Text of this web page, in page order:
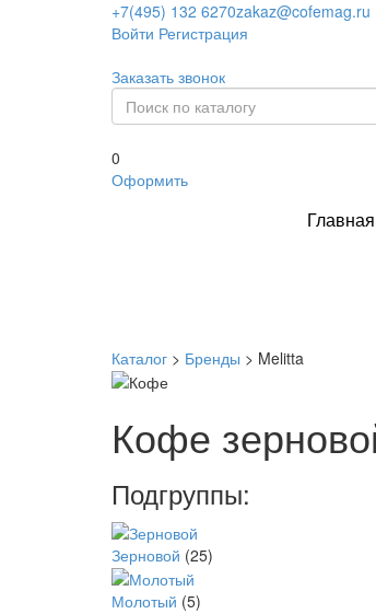
+7(495) 132 6270zakaz@cofemag.ru
Войти Регистрация
Заказать звонок
0
Оформить
Главная
Каталог > Бренды > Melitta
Кофе
Подгруппы:
Зерновой (25)
Молотый (5)